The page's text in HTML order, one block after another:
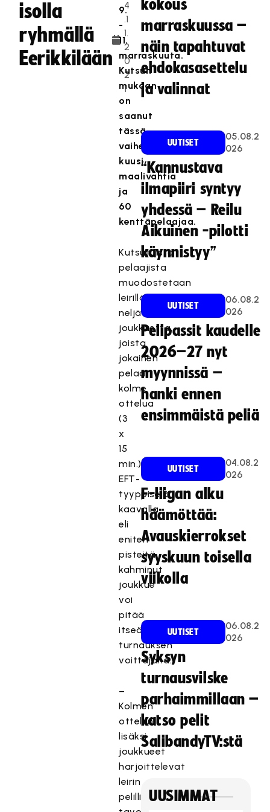
isolla
ryhmällä
Eerikkilään
4
.1
1.
2
0
2
1
9.
-
11.
marraskuuta.
Kutsun
mukaan
on
saanut
tässä
vaiheessa
kuusi
maalivahtia
ja
60
kenttäpelaajaa.
Kutsutuista
pelaajista
muodostetaan
leirillä
neljä
joukkuetta,
joista
jokainen
pelaa
kolme
ottelua
(3
x
15
min.)
EFT-
tyyppisellä
kaavalla
eli
eniten
pisteitä
kahminut
joukkue
voi
pitää
itseään
turnauksen
voittajana.
–
Kolmen
ottelun
lisäksi
joukkueet
harjoittelevat
leirin
pelillisten
kokous
marraskuussa –
näin tapahtuvat
ehdokasasettelu
ja valinnat
UUTISET
05.08.2
026
“Kannustava
ilmapiiri syntyy
yhdessä – Reilu
Aikuinen -pilotti
käynnistyy”
UUTISET
06.08.2
026
Pelipassit kaudelle
2026–27 nyt
myynnissä –
hanki ennen
ensimmäistä peliä
UUTISET
04.08.2
026
F-liigan alku
häämöttää:
Avauskierrokset
syyskuun toisella
viikolla
UUTISET
06.08.2
026
Syksyn
turnausvilske
parhaimmillaan –
katso pelit
SalibandyTV:stä
UUSIMMAT